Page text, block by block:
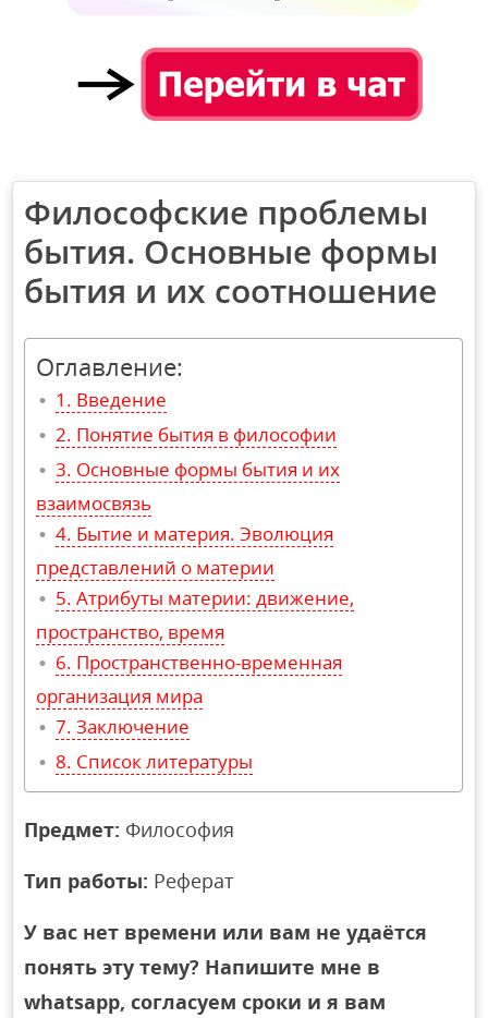
Философские проблемы
бытия. Основные формы
бытия и их соотношение
Оглавление:
Введение
Понятие бытия в философии
Основные формы бытия и их
взаимосвязь
Бытие и материя. Эволюция
представлений о материи
Атрибуты материи: движение,
пространство, время
Пространственно-временная
организация мира
Заключение
Список литературы
Предмет: Философия
Тип работы: Реферат
У вас нет времени или вам не удаётся
понять эту тему? Напишите мне в
whatsapp, согласуем сроки и я вам